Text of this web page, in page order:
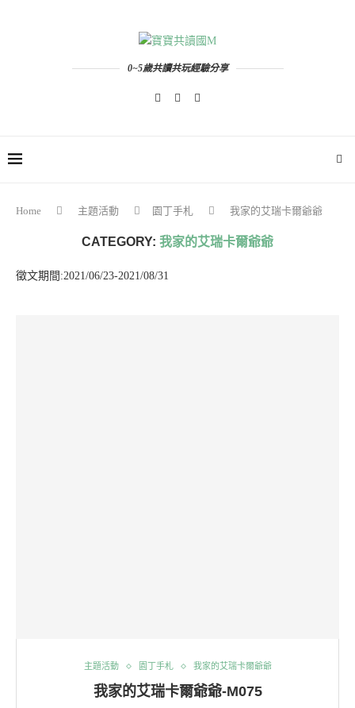
0~5歲共讀共玩經驗分享
Home 主題活動 園丁手札 我家的艾瑞卡爾爺爺
CATEGORY: 我家的艾瑞卡爾爺爺
徵文期間:2021/06/23-2021/08/31
主題活動 園丁手札 我家的艾瑞卡爾爺爺
我家的艾瑞卡爾爺爺-M075